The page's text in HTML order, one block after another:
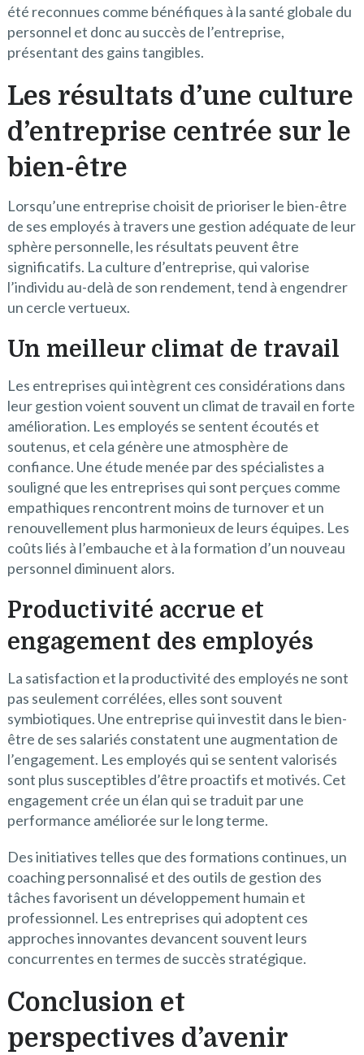
été reconnues comme bénéfiques à la santé globale du
personnel et donc au succès de l’entreprise,
présentant des gains tangibles.
Les résultats d’une culture
d’entreprise centrée sur le
bien-être
Lorsqu’une entreprise choisit de prioriser le bien-être
de ses employés à travers une gestion adéquate de leur
sphère personnelle, les résultats peuvent être
significatifs. La culture d’entreprise, qui valorise
l’individu au-delà de son rendement, tend à engendrer
un cercle vertueux.
Un meilleur climat de travail
Les entreprises qui intègrent ces considérations dans
leur gestion voient souvent un climat de travail en forte
amélioration. Les employés se sentent écoutés et
soutenus, et cela génère une atmosphère de
confiance. Une étude menée par des spécialistes a
souligné que les entreprises qui sont perçues comme
empathiques rencontrent moins de turnover et un
renouvellement plus harmonieux de leurs équipes. Les
coûts liés à l’embauche et à la formation d’un nouveau
personnel diminuent alors.
Productivité accrue et
engagement des employés
La satisfaction et la productivité des employés ne sont
pas seulement corrélées, elles sont souvent
symbiotiques. Une entreprise qui investit dans le bien-
être de ses salariés constatent une augmentation de
l’engagement. Les employés qui se sentent valorisés
sont plus susceptibles d’être proactifs et motivés. Cet
engagement crée un élan qui se traduit par une
performance améliorée sur le long terme.
Des initiatives telles que des formations continues, un
coaching personnalisé et des outils de gestion des
tâches favorisent un développement humain et
professionnel. Les entreprises qui adoptent ces
approches innovantes devancent souvent leurs
concurrentes en termes de succès stratégique.
Conclusion et
perspectives d’avenir